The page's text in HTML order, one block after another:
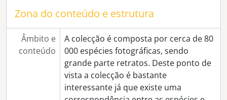
[Série] Convento de S. Bento de Cástris
[Série] Museu de Évora
[Série] Igreja da Misericórdia de Évora
[Série] Vindima
[Série] Igreja e Convento dos Lóios
[Série] Corridas de touros não identificadas
[Série] Igreja do Espírito Santo
Zona do conteúdo e estrutura
Âmbito e
conteúdo
A colecção é composta por cerca de 80
000 espécies fotográficas, sendo
grande parte retratos. Deste ponto de
vista a colecção é bastante
interessante já que existe uma